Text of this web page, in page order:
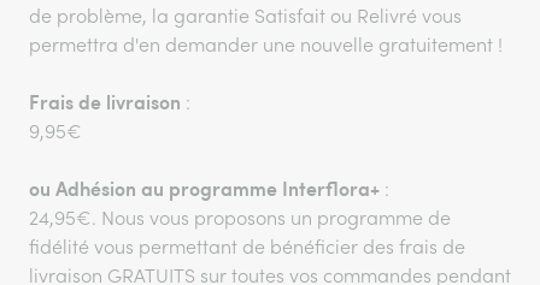
de problème, la garantie Satisfait ou Relivré vous
permettra d'en demander une nouvelle gratuitement !
Frais de livraison :
9,95€
ou Adhésion au programme Interflora+ :
24,95€. Nous vous proposons un programme de
fidélité vous permettant de bénéficier des frais de
livraison GRATUITS sur toutes vos commandes pendant